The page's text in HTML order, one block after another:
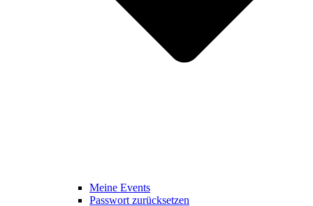
Meine Events
Passwort zurücksetzen